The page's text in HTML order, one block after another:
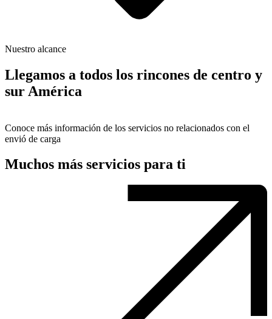
Nuestro alcance
Llegamos a todos los rincones de centro y
sur América
Conoce más información de los servicios no relacionados con el
envió de carga
Muchos más servicios para ti